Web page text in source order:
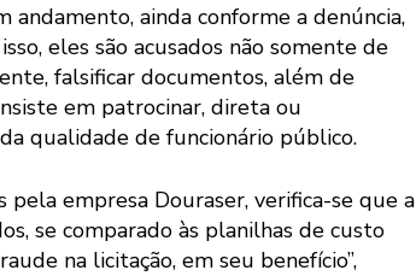
ainda conforme a denúncia,
eles são acusados não somente de
falsificar documentos, além de
em patrocinar, direta ou
qualidade de funcionário público.
pela empresa Douraser, verifica-se que a
se comparado às planilhas de custo
na licitação, em seu benefício”,